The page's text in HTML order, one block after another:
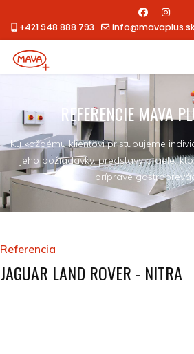
+421 948 888 793
REFERENCIE MAVA
Ku každému klientovi pristupujeme
jeho požiadavky, predstavy a ciele,
príprave
Referencia
JAGUAR LAND ROVER - NITRA